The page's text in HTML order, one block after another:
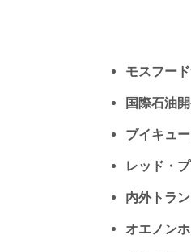
モスフー
国際石油
ブイキュ
レッド・
内外トラ
オエノン